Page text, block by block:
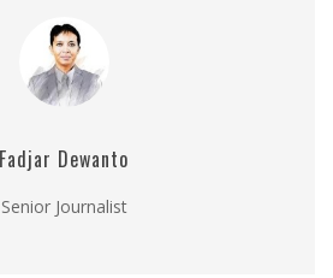
Fadjar Dewanto
Senior Journalist